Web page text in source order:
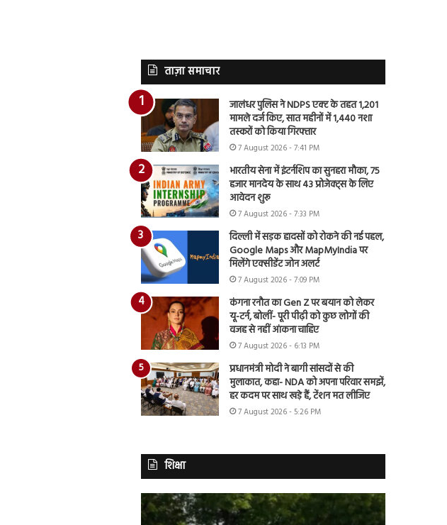
ताज़ा समाचार
जालंधर पुलिस ने NDPS एक्ट के तहत 1,201
मामले दर्ज किए, सात महीनों में 1,440 नशा
तस्करों को किया गिरफ्तार
7 August 2026 - 7:41 PM
भारतीय सेना में इंटर्नशिप का सुनहरा मौका, 75
हजार मानदेय के साथ 43 प्रोजेक्ट्स के लिए
आवेदन शुरू
7 August 2026 - 7:33 PM
दिल्ली में सड़क हादसों को रोकने की नई पहल,
Google Maps और MapMyIndia पर
मिलेंगे एक्सीडेंट जोन अलर्ट
7 August 2026 - 7:09 PM
कंगना रनौत का Gen Z पर बयान को लेकर
यू-टर्न, बोलीं- पूरी पीढ़ी को कुछ लोगों की
वजह से नहीं आंकना चाहिए
7 August 2026 - 6:13 PM
प्रधानमंत्री मोदी ने बागी सांसदों से की
मुलाकात, कहा- NDA को अपना परिवार समझें,
हर कदम पर साथ खड़े हैं, टेंशन मत लीजिए
7 August 2026 - 5:26 PM
शिक्षा